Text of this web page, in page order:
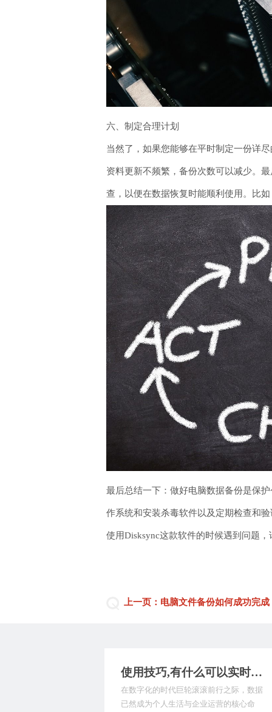
六、制定合理计划
当然了，如果您能够在平时制定一份详
资料更新不频繁，备份次数可以减少。
查，以便在数据恢复时能顺利使用。比
最后总结一下：做好电脑数据备份是保
作系统和安装杀毒软件以及定期检查和
使用Disksync这款软件的时候遇到问题
上一页：电脑文件备份如何成功完
使用技巧,有什么可以实时备份数据的软件？下面是9款简单且靠谱的备份工具
在数字化的时代巨轮滚滚前行之际，数据
已然成为个人生活与企业运营的核心命